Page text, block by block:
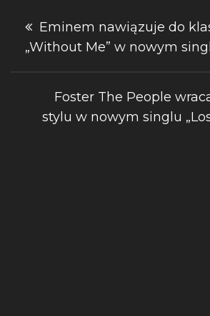
Nawigacja
wpisu
Eminem nawiązuje do
„Without Me” w nowym
Foster The People
stylu w nowym singlu